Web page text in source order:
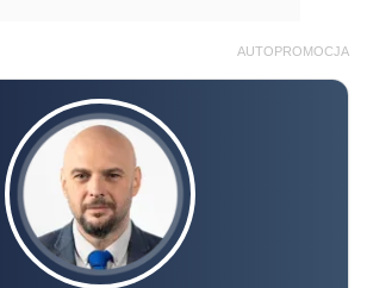
AUTOPROMOCJA